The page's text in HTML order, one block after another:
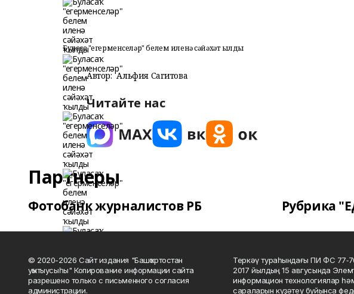
Буласаҡ "егерменселәр" белем иленә сәйәхәт ҡылды
Автор: Альфия Сагитова
Читайте нас
Партнеры
Фотобанк журналистов РБ Рубрика
© 2020-2026 Сайт издания "Башҡортостан
уҡытыусыһы" Копирование информации сайта
разрешено только с письменного согласия
администрации.
Теркәү тураһындағы ПИ ФС
2017 йылдың 15 авгусында
информацион технологиялар
сараларын күҙәтеү буйынса